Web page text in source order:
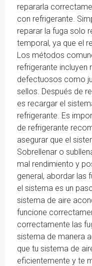
repararla
con refrigerante.
reparar la fuga solo
temporal, ya que el
Los métodos
refrigerante
defectuosos como
sellos. Después de
es recargar el
refrigerante. Es
de refrigerante
asegurar que el
Sobrellenar o
mal rendimiento y
general, abordar las
el sistema es un
sistema de aire
funcione
correctamente las
sistema de manera
que tu sistema de
eficientemente y te